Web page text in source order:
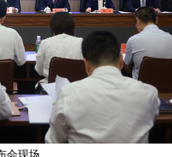
会现场